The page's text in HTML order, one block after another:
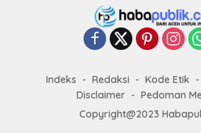
Indeks Redaksi Kode Etik
Disclaimer
Pedoman
Copyright@2023